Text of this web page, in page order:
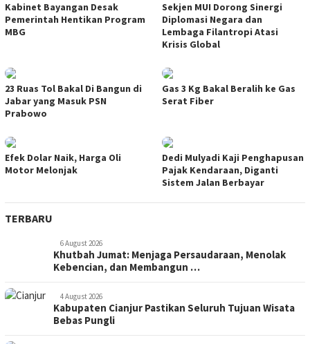
Kabinet Bayangan Desak
Pemerintah Hentikan Program
MBG
Sekjen MUI Dorong Sinergi
Diplomasi Negara dan
Lembaga Filantropi Atasi
Krisis Global
23 Ruas Tol Bakal Di Bangun di
Jabar yang Masuk PSN
Prabowo
Gas 3 Kg Bakal Beralih ke Gas
Serat Fiber
Efek Dolar Naik, Harga Oli
Motor Melonjak
Dedi Mulyadi Kaji Penghapusan
Pajak Kendaraan, Diganti
Sistem Jalan Berbayar
TERBARU
6 August 2026
Khutbah Jumat: Menjaga Persaudaraan, Menolak
Kebencian, dan Membangun …
4 August 2026
Kabupaten Cianjur Pastikan Seluruh Tujuan Wisata
Bebas Pungli